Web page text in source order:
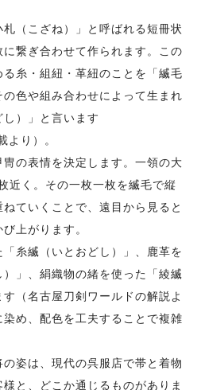
（こざね）」と呼ばれる短冊状
繋ぎ合わせて作られます。この
糸・組紐・革紐のことを「縅毛
の色や組み合わせによって生まれ
）」と言います
より）。
の表情を決定します。一領の大
近く。その一枚一枚を縅毛で縦
ていくことで、遠目から見ると
上がります。
糸縅（いとおどし）」、鹿革を
」、絹織物の緒を使った「綾縅
す（名古屋刀剣ワールドの解説よ
め、配色を工夫することで複雑
姿は、現代の呉服店で帯と着物
と、どこか通じるものがありま